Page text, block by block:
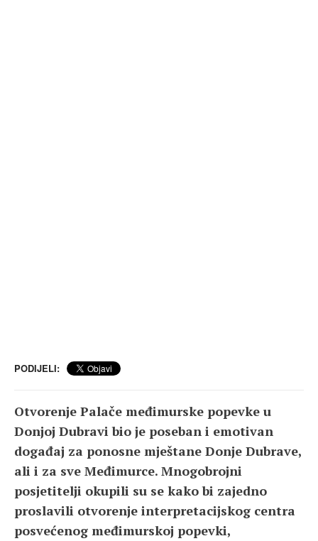
PODIJELI:
Otvorenje Palače međimurske popevke u
Donjoj Dubravi bio je poseban i emotivan
događaj za ponosne mještane Donje Dubrave,
ali i za sve Međimurce. Mnogobrojni
posjetitelji okupili su se kako bi zajedno
proslavili otvorenje interpretacijskog centra
posvećenog međimurskoj popevki,